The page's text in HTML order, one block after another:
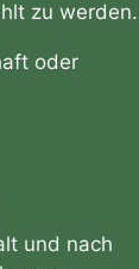
zu werden.
oder
und nach